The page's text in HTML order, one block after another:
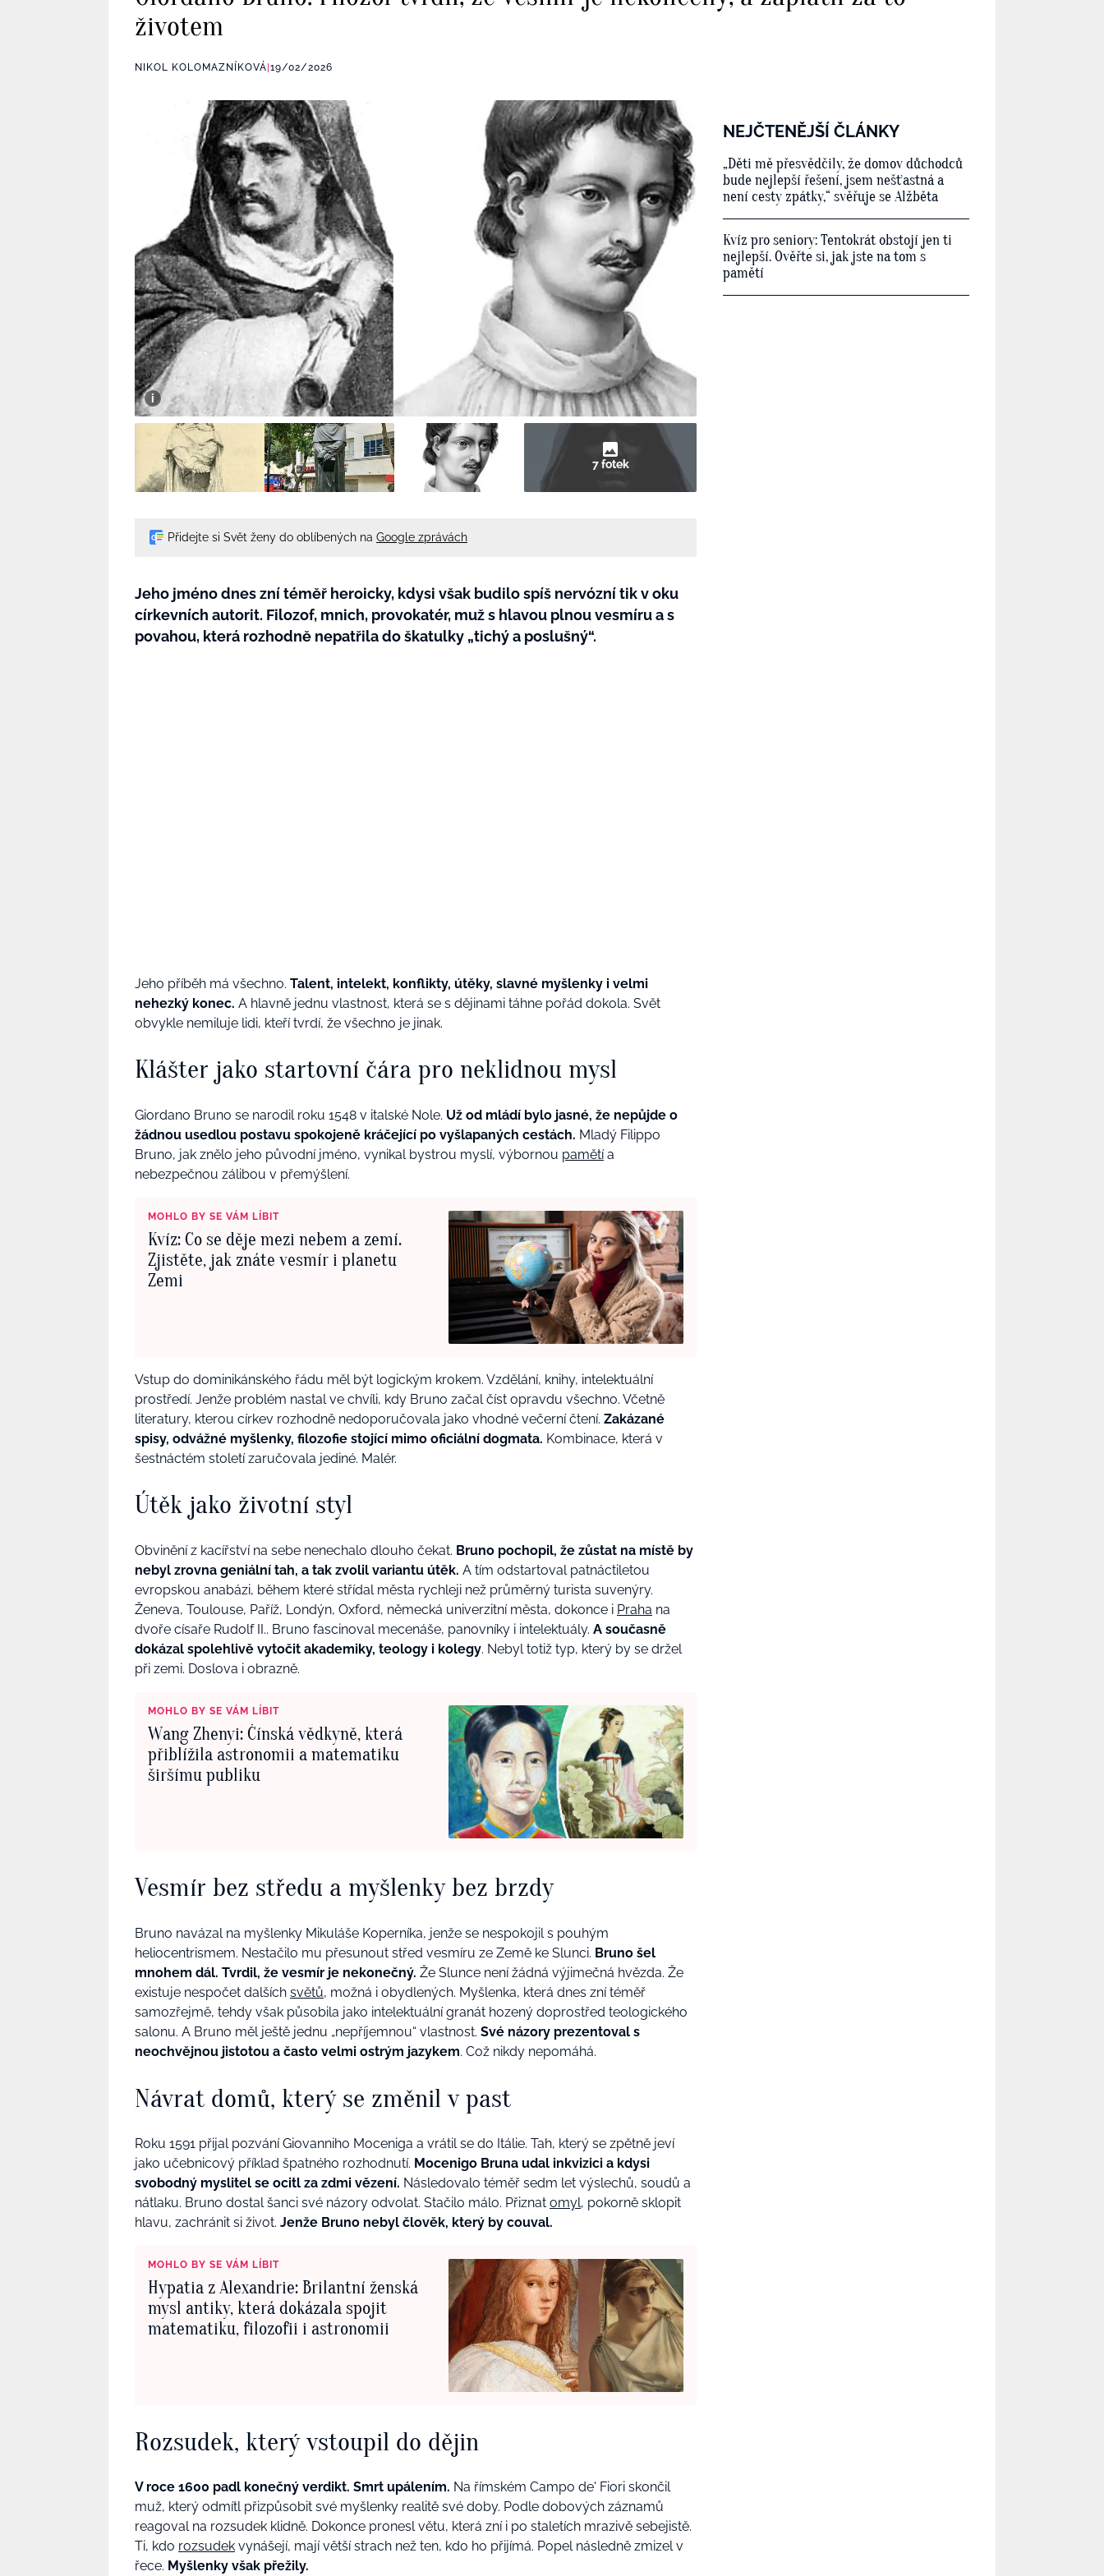
životem
NIKOL KOLOMAZNÍKOVÁ 19/02/2026
7 fotek
Přidejte si Svět ženy do oblíbených na Google zprávách
Jeho jméno dnes zní téměř heroicky, kdysi však budilo spíš nervózní tik v oku
církevních autorit. Filozof, mnich, provokatér, muž s hlavou plnou vesmíru a s
povahou, která rozhodně nepatřila do škatulky „tichý a poslušný“.
Jeho příběh má všechno. Talent, intelekt, konflikty, útěky, slavné myšlenky i velmi
nehezký konec. A hlavně jednu vlastnost, která se s dějinami táhne pořád dokola. Svět
obvykle nemiluje lidi, kteří tvrdí, že všechno je jinak.
Klášter jako startovní čára pro neklidnou mysl
Giordano Bruno se narodil roku 1548 v italské Nole. Už od mládí bylo jasné, že nepůjde o
žádnou usedlou postavu spokojeně kráčející po vyšlapaných cestách. Mladý Filippo
Bruno, jak znělo jeho původní jméno, vynikal bystrou myslí, výbornou pamětía
nebezpečnou zálibou v přemýšlení.
MOHLO BY SE VÁM LÍBIT
Kvíz: Co se děje mezi nebem a zemí.
Zjistěte, jak znáte vesmír i planetu
Zemi
Vstup do dominikánského řádu měl být logickým krokem. Vzdělání, knihy, intelektuální
prostředí. Jenže problém nastal ve chvíli, kdy Bruno začal číst opravdu všechno. Včetně
literatury, kterou církev rozhodně nedoporučovala jako vhodné večerní čtení. Zakázané
spisy, odvážné myšlenky, filozofie stojící mimo oficiální dogmata. Kombinace, která v
šestnáctém století zaručovala jediné. Malér.
Útěk jako životní styl
Obvinění z kacířství na sebe nenechalo dlouho čekat. Bruno pochopil, že zůstat na místě by
nebyl zrovna geniální tah, a tak zvolil variantu útěk. A tím odstartoval patnáctiletou
evropskou anabázi, během které střídal města rychleji než průměrný turista suvenýry.
Ženeva, Toulouse, Paříž, Londýn, Oxford, německá univerzitní města, dokonce i Praha na
dvoře císaře Rudolf II.. Bruno fascinoval mecenáše, panovníky i intelektuály. A současně
dokázal spolehlivě vytočit akademiky, teology i kolegy. Nebyl totiž typ, který by se držel
při zemi. Doslova i obrazně.
MOHLO BY SE VÁM LÍBIT
Wang Zhenyi: Čínská vědkyně, která
přiblížila astronomii a matematiku
širšímu publiku
Vesmír bez středu a myšlenky bez brzdy
Bruno navázal na myšlenky Mikuláše Koperníka, jenže se nespokojil s pouhým
heliocentrismem. Nestačilo mu přesunout střed vesmíru ze Země ke Slunci. Bruno šel
mnohem dál. Tvrdil, že vesmír je nekonečný. Že Slunce není žádná výjimečná hvězda. Že
existuje nespočet dalších světů, možná i obydlených. Myšlenka, která dnes zní téměř
samozřejmě, tehdy však působila jako intelektuální granát hozený doprostřed teologického
salonu. A Bruno měl ještě jednu „nepříjemnou“ vlastnost. Své názory prezentoval s
neochvějnou jistotou a často velmi ostrým jazykem. Což nikdy nepomáhá.
Návrat domů, který se změnil v past
Roku 1591 přijal pozvání Giovanniho Moceniga a vrátil se do Itálie. Tah, který se zpětně jeví
jako učebnicový příklad špatného rozhodnutí. Mocenigo Bruna udal inkvizici a kdysi
svobodný myslitel se ocitl za zdmi vězení. Následovalo téměř sedm let výslechů, soudů a
nátlaku. Bruno dostal šanci své názory odvolat. Stačilo málo. Přiznat omyl, pokorně sklopit
hlavu, zachránit si život. Jenže Bruno nebyl člověk, který by couval.
MOHLO BY SE VÁM LÍBIT
Hypatia z Alexandrie: Brilantní ženská
mysl antiky, která dokázala spojit
matematiku, filozofii i astronomii
Rozsudek, který vstoupil do dějin
V roce 1600 padl konečný verdikt. Smrt upálením. Na římském Campo de' Fiori skončil
muž, který odmítl přizpůsobit své myšlenky realitě své doby. Podle dobových záznamů
reagoval na rozsudek klidně. Dokonce pronesl větu, která zní i po staletích mrazivě sebejistě.
Ti, kdo rozsudek vynášejí, mají větší strach než ten, kdo ho přijímá. Popel následně zmizel v
řece. Myšlenky však přežily.
NEJČTENĚJŠÍ ČLÁNKY
„Děti mě přesvědčily, že domov důchodců
bude nejlepší řešení, jsem nešťastná a
není cesty zpátky,“ svěřuje se Alžběta
Kvíz pro seniory: Tentokrát obstojí jen ti
nejlepší. Ověřte si, jak jste na tom s
pamětí